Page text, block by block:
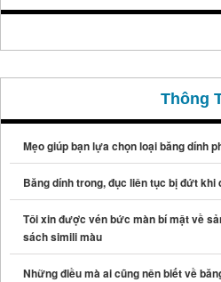
Thông
Mẹo giúp bạn lựa chọn loại băng dính
Băng dính trong, đục liên tục bị đứt khi
Tôi xin được vén bức màn bí mật về
sách simili màu
Những điều mà ai cũng nên biết về